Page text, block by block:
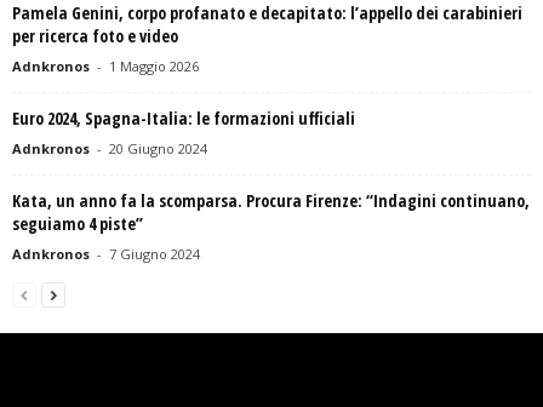
Pamela Genini, corpo profanato e decapitato: l’appello dei carabinieri
per ricerca foto e video
Adnkronos - 1 Maggio 2026
Euro 2024, Spagna-Italia: le formazioni ufficiali
Adnkronos - 20 Giugno 2024
Kata, un anno fa la scomparsa. Procura Firenze: “Indagini continuano,
seguiamo 4 piste”
Adnkronos - 7 Giugno 2024